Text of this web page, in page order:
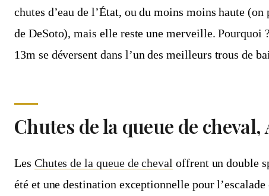
chutes d’eau de l’État, ou du moins moins haute (on
de DeSoto), mais elle reste une merveille. Pourquoi
13m se déversent dans l’un des meilleurs trous de
Chutes de la queue de cheval,
Les Chutes de la queue de cheval offrent un double
été et une destination exceptionnelle pour